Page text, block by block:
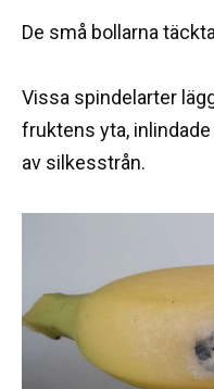
De små bollarna
Vissa spindelarter
fruktens yta,
av silkesstrån.